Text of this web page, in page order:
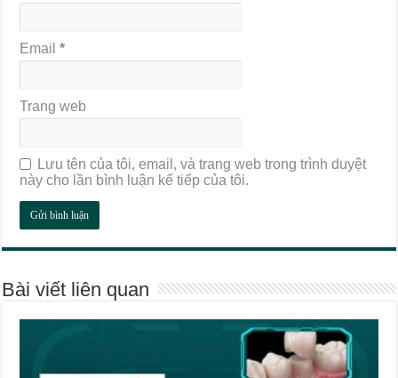
Email*
Trang web
Lưu tên của tôi, email, và trang web trong trình duyệt
này cho lần bình luận kế tiếp của tôi.
Bài viết liên quan